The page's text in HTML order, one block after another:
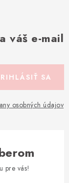
váš e-mail
osobných údajov
SA
pre vás!